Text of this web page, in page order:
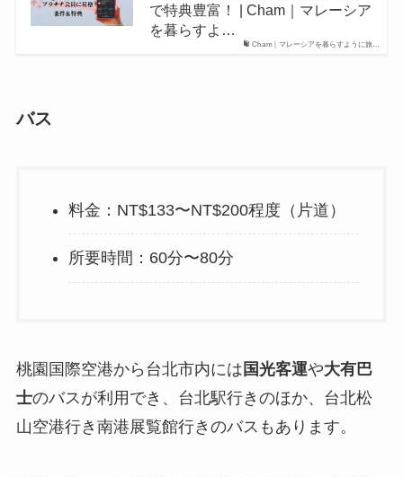
Cham｜マレーシアを暮らすように旅…
で特典豊富！ | Cham｜マレーシア
を暮らすよ…
バス
料金：NT$133〜NT$200程度（片道）
所要時間：60分〜80分
桃園国際空港から台北市内には 国光客運や大有巴
士のバスが利用でき、台北駅行きのほか、台北松
山空港行き南港展覧館行きのバスもあります。